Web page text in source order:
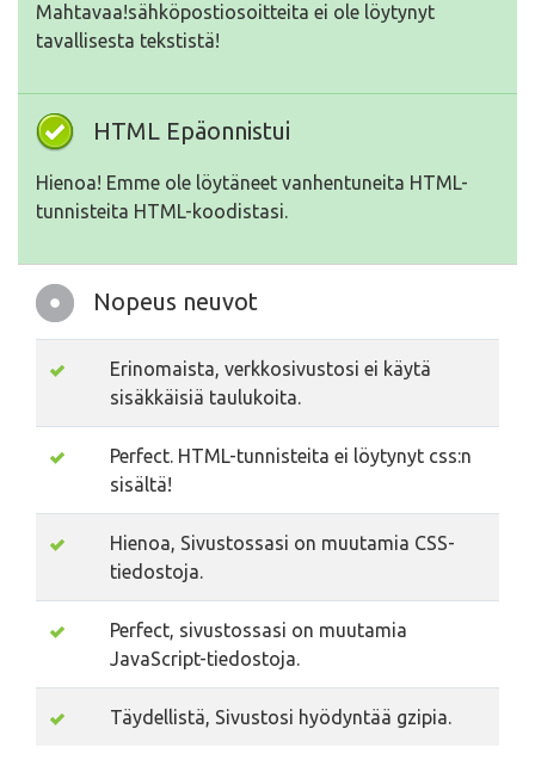
Mahtavaa!sähköpostiosoitteita ei ole löytynyt
tavallisesta tekstistä!
HTML Epäonnistui
Hienoa! Emme ole löytäneet vanhentuneita HTML-
tunnisteita HTML-koodistasi.
Nopeus neuvot
Erinomaista, verkkosivustosi ei käytä
sisäkkäisiä taulukoita.
Perfect. HTML-tunnisteita ei löytynyt css:n
sisältä!
Hienoa, Sivustossasi on muutamia CSS-
tiedostoja.
Perfect, sivustossasi on muutamia
JavaScript-tiedostoja.
Täydellistä, Sivustosi hyödyntää gzipia.